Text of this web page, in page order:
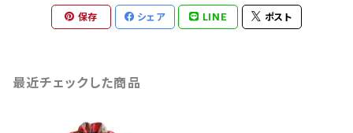
保存 シェア LINE ポスト
最近チェックした商品